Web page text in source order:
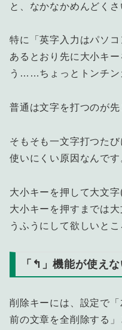
と、なかなかめんどくさ
特に「英字入力はパソ
あるとおり先に大小キ
う……ちょっとトンチン
普通は文字を打つのが先
そもそも一文字打つた
使いにくい原因なんです
大小キーを押して大文
大小キーを押すまでは
うふうにして欲しいとこ
「↰」機能が使え
削除キーには、設定で
前の文章を全削除する